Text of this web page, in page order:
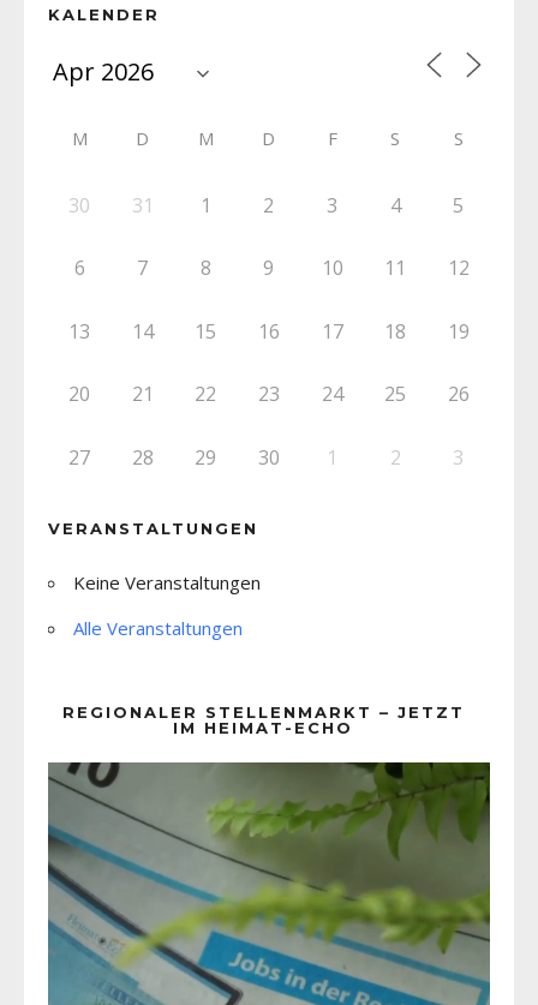
KALENDER
M D M D F S S
30 31 1 2 3 4 5
6 7 8 9 10 11 12
13 14 15 16 17 18 19
20 21 22 23 24 25 26
27 28 29 30 1 2 3
VERANSTALTUNGEN
Keine Veranstaltungen
Alle Veranstaltungen
REGIONALER STELLENMARKT – JETZT
IM HEIMAT-ECHO
Player